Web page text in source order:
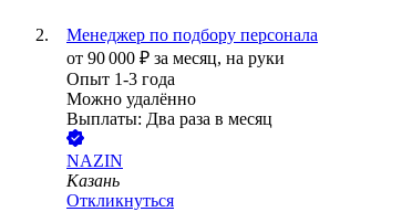
Менеджер по подбору персонала
от 90 000 ₽ за месяц, на руки
Опыт 1-3 года
Можно удалённо
Выплаты: Два раза в месяц
NAZIN
Казань
Откликнуться